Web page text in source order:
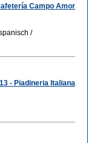
Campo Amor
/
- Piadineria Italiana